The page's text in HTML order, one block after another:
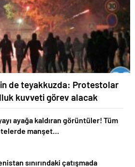
de teyakkuzda: Protestolar
kuvveti görev alacak
ayağa kaldıran görüntüler! Tüm
manşet…
sınırındaki çatışmada